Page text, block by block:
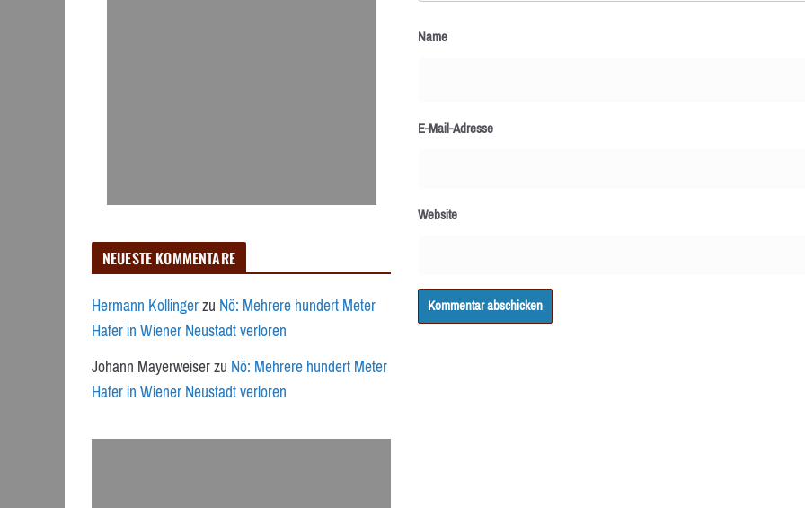
Name
E-Mail-Adresse
Website
NEUESTE KOMMENTARE
Hermann KollingerzuNö: Mehrere hundert Meter
Hafer in Wiener Neustadt verloren
Johann MayerweiserzuNö: Mehrere hundert Meter
Hafer in Wiener Neustadt verloren